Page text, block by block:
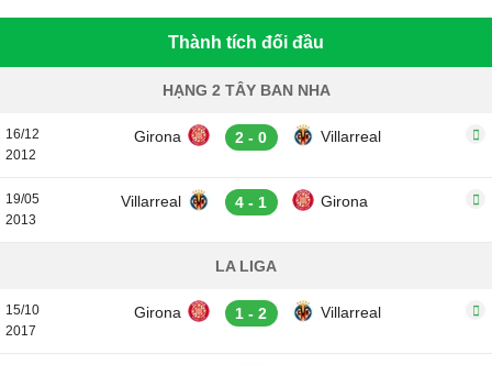
Thành tích đối đầu
HẠNG 2 TÂY BAN NHA
16/12
2012
Girona 2 - 0 Villarreal
19/05
2013
Villarreal 4 - 1 Girona
LA LIGA
15/10
2017
Girona 1 - 2 Villarreal